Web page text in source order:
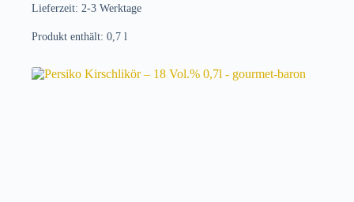
Lieferzeit: 2-3 Werktage
Produkt enthält: 0,7 l